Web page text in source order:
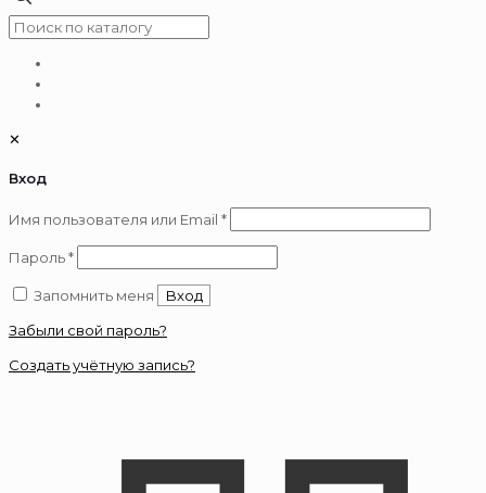
✕
Вход
Имя пользователя или Email *Обязательно
Пароль*Обязательно
Запомнить меня
Вход
Забыли свой пароль?
Создать учётную запись?